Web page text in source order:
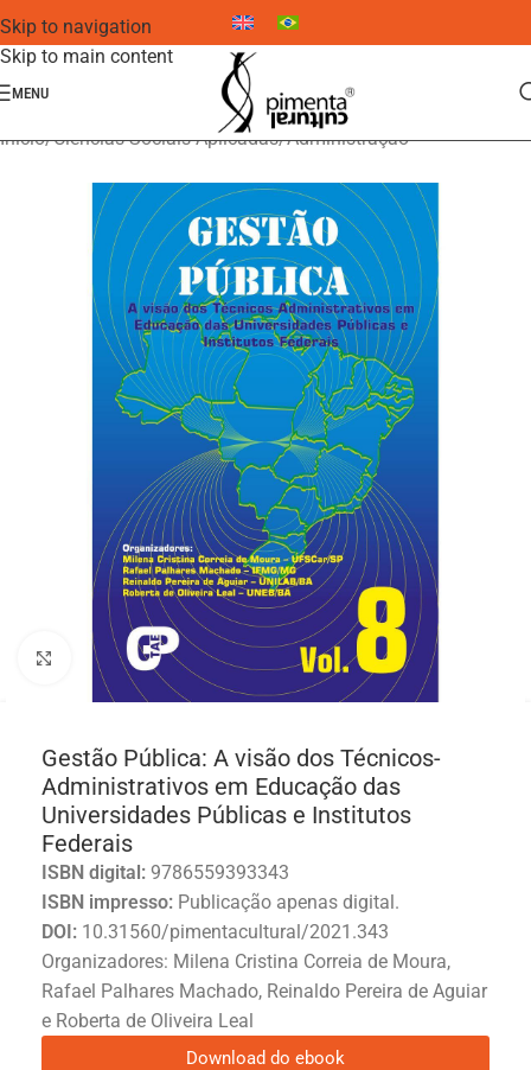
Skip to navigation
Skip to main content
MENU
Início/Ciências Sociais Aplicadas/Administração
Click to enlarge
Gestão Pública: A visão dos Técnicos-
Administrativos em Educação das
Universidades Públicas e Institutos
Federais
ISBN digital: 9786559393343
ISBN impresso: Publicação apenas digital.
DOI: 10.31560/pimentacultural/2021.343
Organizadores: Milena Cristina Correia de Moura,
Rafael Palhares Machado, Reinaldo Pereira de Aguiar
e Roberta de Oliveira Leal
Download do ebook